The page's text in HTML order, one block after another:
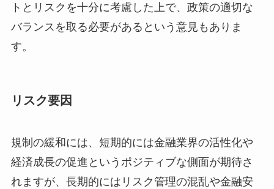
トとリスクを十分に考慮した上で、政策の適切な
バランスを取る必要があるという意見もありま
す。
リスク要因
規制の緩和には、短期的には金融業界の活性化や
経済成長の促進というポジティブな側面が期待さ
れますが、長期的にはリスク管理の混乱や金融安